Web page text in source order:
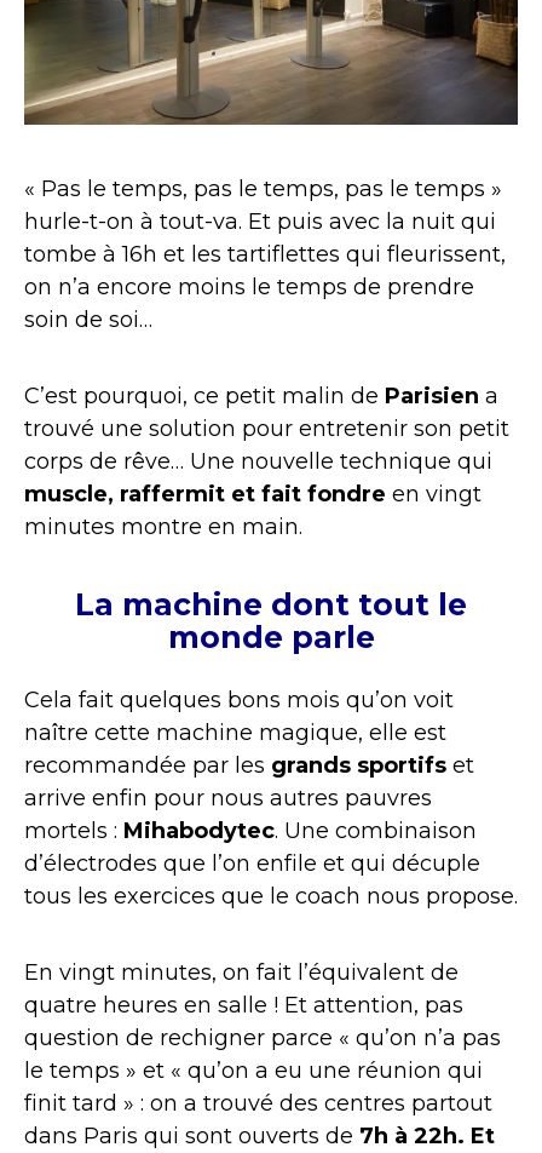
« Pas le temps, pas le temps, pas le temps »
hurle-t-on à tout-va. Et puis avec la nuit qui
tombe à 16h et les tartiflettes qui fleurissent,
on n’a encore moins le temps de prendre
soin de soi…
C’est pourquoi, ce petit malin de Parisien a
trouvé une solution pour entretenir son petit
corps de rêve… Une nouvelle technique qui
muscle, raffermit et fait fondre en vingt
minutes montre en main.
La machine dont tout le
monde parle
Cela fait quelques bons mois qu’on voit
naître cette machine magique, elle est
recommandée par les grands sportifs et
arrive enfin pour nous autres pauvres
mortels : Mihabodytec. Une combinaison
d’électrodes que l’on enfile et qui décuple
tous les exercices que le coach nous propose.
En vingt minutes, on fait l’équivalent de
quatre heures en salle ! Et attention, pas
question de rechigner parce « qu’on n’a pas
le temps » et « qu’on a eu une réunion qui
finit tard » : on a trouvé des centres partout
dans Paris qui sont ouverts de 7h à 22h. Et